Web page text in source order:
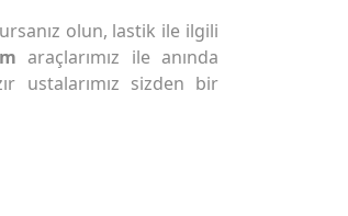
olun, lastik ile ilgili
araçlarımız ile anında
ustalarımız sizden bir